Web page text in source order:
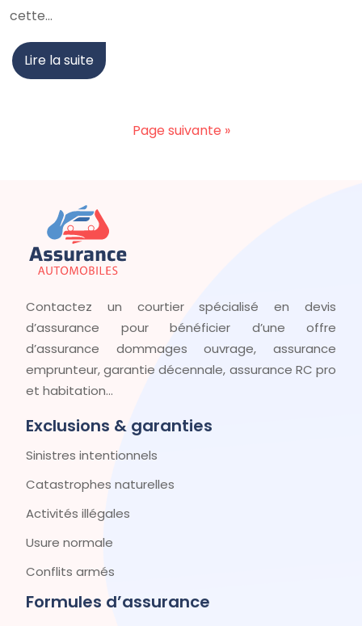
cette…
Lire la suite
Page suivante »
Contactez un courtier spécialisé en devis
d’assurance pour bénéficier d’une offre
d’assurance dommages ouvrage, assurance
emprunteur, garantie décennale, assurance RC pro
et habitation…
Exclusions & garanties
Sinistres intentionnels
Catastrophes naturelles
Activités illégales
Usure normale
Conflits armés
Formules d’assurance